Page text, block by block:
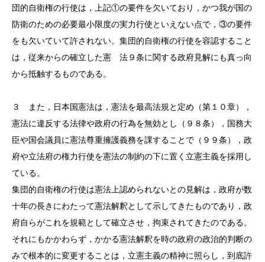
団的自衛権の行使は，上記①の要件を欠いており，かつ我が国の
防衛のための必要最小限度の実力行使といえない点で，③の要件
をも欠いていて許されない。集団的自衛権の行使を容認すること
は，従来からの確立した憲 法９条に関する政府見解にも真っ向
から抵触するものである。
３ また，日本国憲法は，憲法を最高法規と定め（第１０章），
憲法に違反する法律や政府の行為を無効とし（９８条），国務大
臣や国会議員に憲法尊重擁護義務を課することで（９９条），政
府や立法府の権力行使を憲法の制約の下に置く立憲主義を採用し
ている。
集団的自衛権の行使は憲法上認められないとの見解は，政府が数
十年の長きにわたって憲法解釈として示してきたものであり，政
府自らがこれを規範として確立させ，拘束されてきたのである。
それにもかかわらず，かかる憲法解釈を時の政府の政治的判断の
みで根本的に変更することは，立憲主義の精神に照らし，到底許